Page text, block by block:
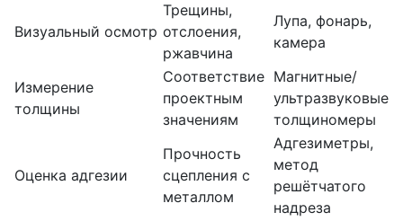
Визуальный осмотр
Трещины,
отслоения,
ржавчина
Лупа, фонарь,
камера
Измерение
толщины
Соответствие
проектным
значениям
Магнитные/
ультразвуковые
толщиномеры
Оценка адгезии
Прочность
сцепления с
металлом
Адгезиметры,
метод
решётчатого
надреза